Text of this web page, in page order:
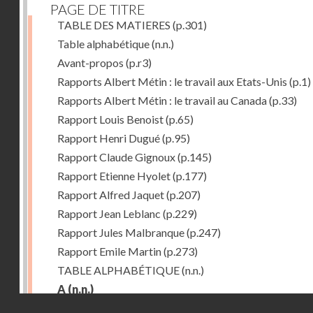
PAGE DE TITRE
TABLE DES MATIERES (p.301)
Table alphabétique(n.n.)
Avant-propos (p.r3)
Rapports Albert Métin : le travail aux Etats-Unis (p.1)
Rapports Albert Métin : le travail au Canada(p.33)
Rapport Louis Benoist(p.65)
Rapport Henri Dugué(p.95)
Rapport Claude Gignoux(p.145)
Rapport Etienne Hyolet(p.177)
Rapport Alfred Jaquet(p.207)
Rapport Jean Leblanc (p.229)
Rapport Jules Malbranque(p.247)
Rapport Emile Martin(p.273)
TABLE ALPHABÉTIQUE(n.n.)
A (n.n.)